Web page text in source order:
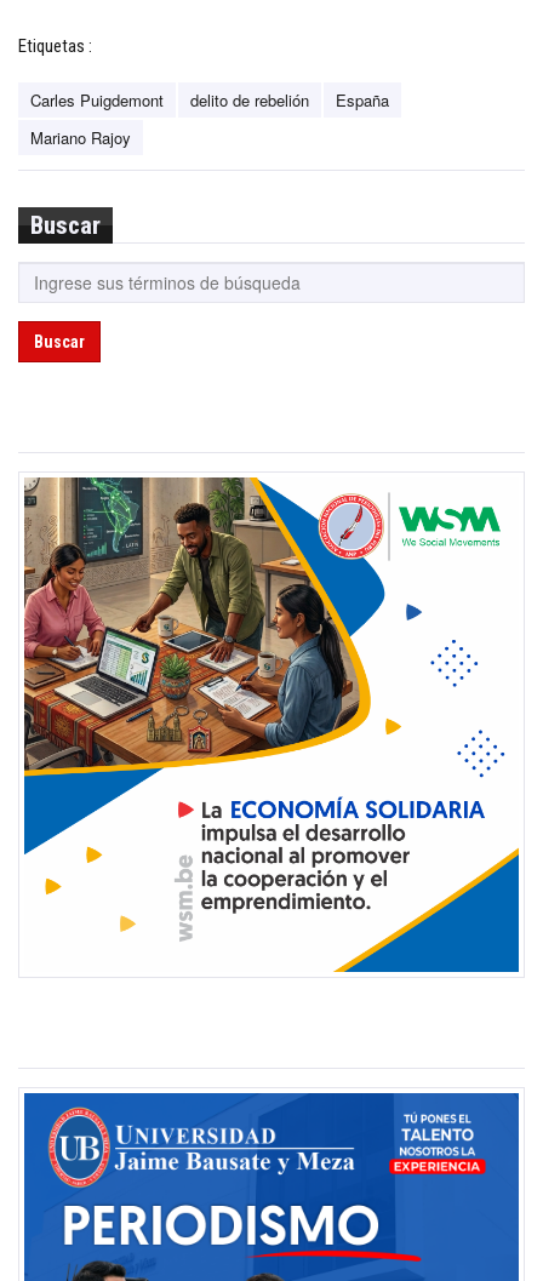
Etiquetas :
Carles Puigdemont delito de rebelión
España
Mariano Rajoy
Buscar
Buscar